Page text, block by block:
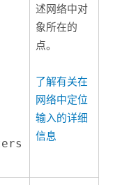
述网络中对
象所在的
点。
了解有关在
网络中定位
输入的详细
信息